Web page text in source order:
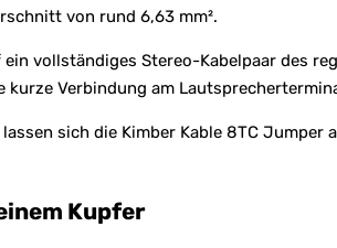
von rund 6,63 mm².
ein vollständiges Stereo-Kabelpaar des
Verbindung am
sich die Kimber Kable 8TC
Kupfer